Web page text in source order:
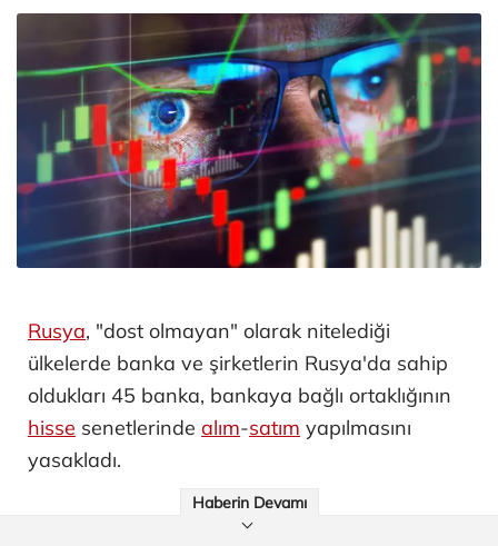
Rusya, "dost olmayan" olarak nitelediği
ülkelerde banka ve şirketlerin Rusya'da sahip
oldukları 45 banka, bankaya bağlı ortaklığının
hisse senetlerinde alım-satım yapılmasını
yasakladı.
Haberin Devamı